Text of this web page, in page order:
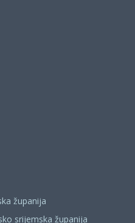
županija
srijemska županija